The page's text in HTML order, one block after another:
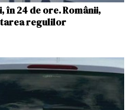
în 24 de ore. Românii,
regulilor